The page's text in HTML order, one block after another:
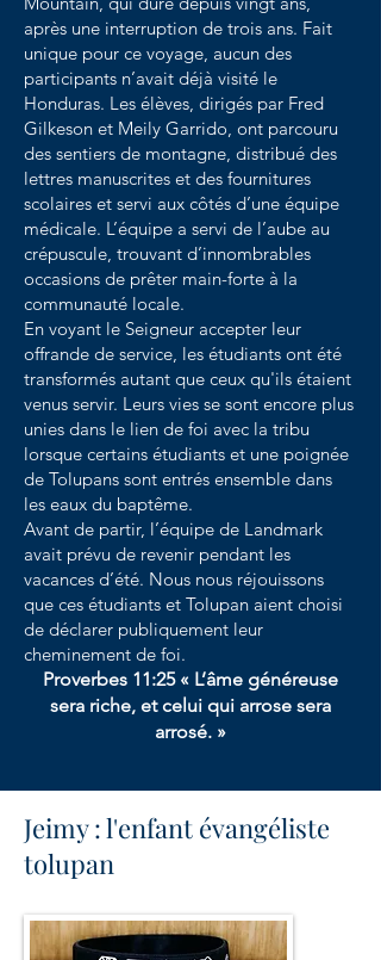
après une interruption de trois ans. Fait
unique pour ce voyage, aucun des
participants n’avait déjà visité le
Honduras. Les élèves, dirigés par Fred
Gilkeson et Meily Garrido, ont parcouru
des sentiers de montagne, distribué des
lettres manuscrites et des fournitures
scolaires et servi aux côtés d’une équipe
médicale. L’équipe a servi de l’aube au
crépuscule, trouvant d’innombrables
occasions de prêter main-forte à la
communauté locale.
En voyant le Seigneur accepter leur
offrande de service, les étudiants ont été
transformés autant que ceux qu'ils étaient
venus servir. Leurs vies se sont encore plus
unies dans le lien de foi avec la tribu
lorsque certains étudiants et une poignée
de Tolupans sont entrés ensemble dans
les eaux du baptême.
Avant de partir, l’équipe de Landmark
avait prévu de revenir pendant les
vacances d’été. Nous nous réjouissons
que ces étudiants et Tolupan aient choisi
de déclarer publiquement leur
cheminement de foi.
Proverbes 11:25 « L’âme généreuse
sera riche, et celui qui arrose sera
arrosé. »
Jeimy : l'enfant évangéliste
tolupan